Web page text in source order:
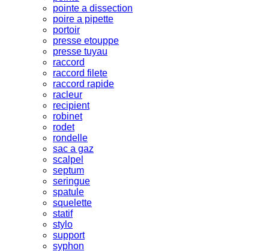
pointe a dissection
poire a pipette
portoir
presse etouppe
presse tuyau
raccord
raccord filete
raccord rapide
racleur
recipient
robinet
rodet
rondelle
sac a gaz
scalpel
septum
seringue
spatule
squelette
statif
stylo
support
syphon